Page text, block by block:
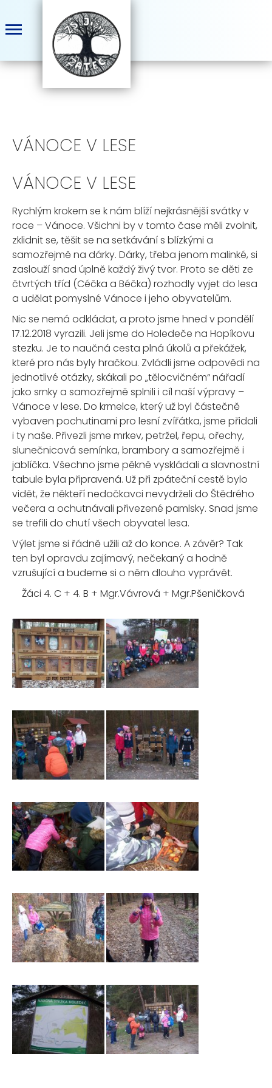
VÁNOCE V LESE
VÁNOCE V LESE
Rychlým krokem se k nám blíží nejkrásnější svátky v
roce – Vánoce. Všichni by v tomto čase měli zvolnit,
zklidnit se, těšit se na setkávání s blízkými a
samozřejmě na dárky. Dárky, třeba jenom malinké, si
zaslouží snad úplně každý živý tvor. Proto se děti ze
čtvrtých tříd (Céčka a Béčka) rozhodly vyjet do lesa
a udělat pomyslné Vánoce i jeho obyvatelům.
Nic se nemá odkládat, a proto jsme hned v pondělí
17.12.2018 vyrazili. Jeli jsme do Holedeče na Hopíkovu
stezku. Je to naučná cesta plná úkolů a překážek,
které pro nás byly hračkou. Zvládli jsme odpovědi na
jednotlivé otázky, skákali po „tělocvičném“ nářadí
jako srnky a samozřejmě splnili i cíl naší výpravy –
Vánoce v lese. Do krmelce, který už byl částečně
vybaven pochutinami pro lesní zvířátka, jsme přidali
i ty naše. Přivezli jsme mrkev, petržel, řepu, ořechy,
slunečnicová semínka, brambory a samozřejmě i
jablíčka. Všechno jsme pěkně vyskládali a slavnostní
tabule byla připravená. Už při zpáteční cestě bylo
vidět, že někteří nedočkavci nevydrželi do Štědrého
večera a ochutnávali přivezené pamlsky. Snad jsme
se trefili do chutí všech obyvatel lesa.
Výlet jsme si řádně užili až do konce. A závěr? Tak
ten byl opravdu zajímavý, nečekaný a hodně
vzrušující a budeme si o něm dlouho vyprávět.
Žáci 4. C + 4. B + Mgr.Vávrová + Mgr.Pšeničková